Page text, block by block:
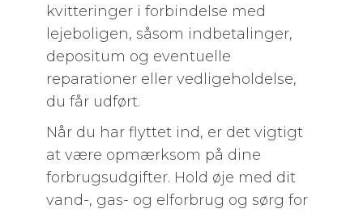
kvitteringer i forbindelse med
lejeboligen, såsom indbetalinger,
depositum og eventuelle
reparationer eller vedligeholdelse,
du får udført.
Når du har flyttet ind, er det vigtigt
at være opmærksom på dine
forbrugsudgifter. Hold øje med dit
vand-, gas- og elforbrug og sørg for